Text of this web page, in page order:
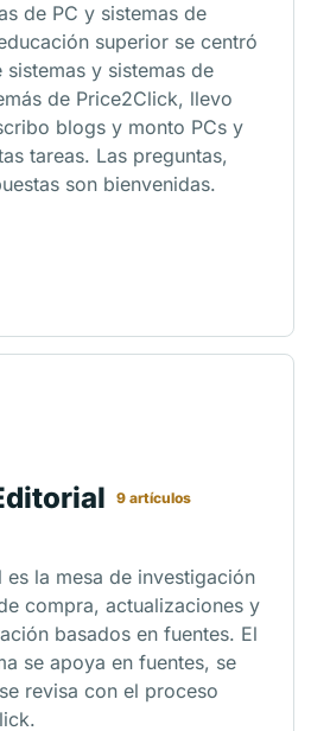
de PC y sistemas de
superior se centró
y sistemas de
de Price2Click, llevo
blogs y monto PCs y
tareas. Las preguntas,
son bienvenidas.
9 artículos
la mesa de investigación
compra, actualizaciones y
basados en fuentes. El
se apoya en fuentes, se
revisa con el proceso